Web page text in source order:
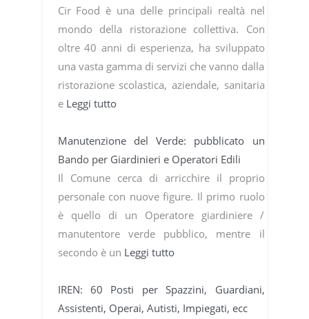
Cir Food è una delle principali realtà nel
mondo della ristorazione collettiva. Con
oltre 40 anni di esperienza, ha sviluppato
una vasta gamma di servizi che vanno dalla
ristorazione scolastica, aziendale, sanitaria
e Leggi tutto
Manutenzione del Verde: pubblicato un
Bando per Giardinieri e Operatori Edili
Il Comune cerca di arricchire il proprio
personale con nuove figure. Il primo ruolo
è quello di un Operatore giardiniere /
manutentore verde pubblico, mentre il
secondo è un Leggi tutto
IREN: 60 Posti per Spazzini, Guardiani,
Assistenti, Operai, Autisti, Impiegati, ecc